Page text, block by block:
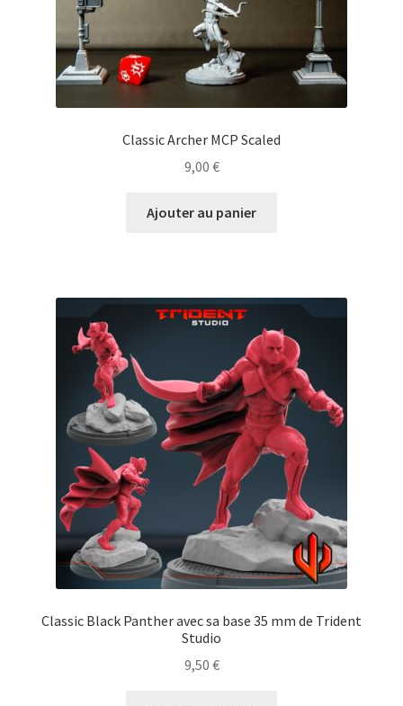
Classic Archer MCP Scaled
9,00 €
Ajouter au panier
Classic Black Panther avec sa base 35 mm de Trident
Studio
9,50 €